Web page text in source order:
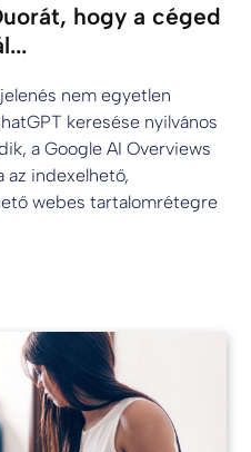
hogy a céged
nem egyetlen
keresése nyilvános
a Google AI Overviews
az indexelhető,
webes tartalomrétegre